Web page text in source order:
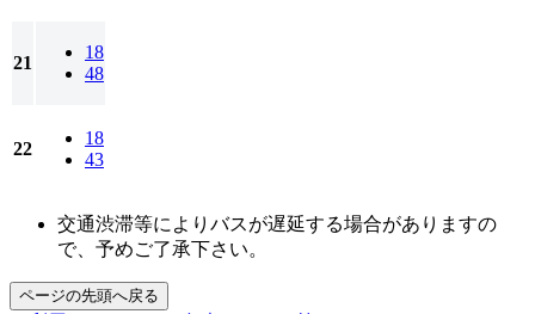
21
18
48
22
18
43
交通渋滞等によりバスが遅延する場合がありますの
で、予めご了承下さい。
ページの先頭へ戻る